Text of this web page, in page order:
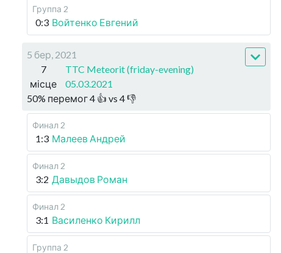
Группа 2
0:3 Войтенко Евгений
5 бер, 2021
7
місце
TTC Meteorit (friday-evening)
05.03.2021
50% перемог4 👍 vs 4👎
Финал 2
1:3 Малеев Андрей
Финал 2
3:2 Давыдов Роман
Финал 2
3:1 Василенко Кирилл
Группа 2